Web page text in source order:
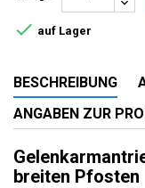
 auf Lager
BESCHREIBUNG
ANGABEN ZUR
breiten Pfosten